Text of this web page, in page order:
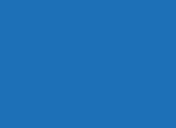
veya eğitim
İşte Mega